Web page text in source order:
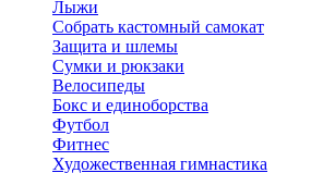
Лыжи
Собрать кастомный самокат
Защита и шлемы
Сумки и рюкзаки
Велосипеды
Бокс и единоборства
Футбол
Фитнес
Художественная гимнастика